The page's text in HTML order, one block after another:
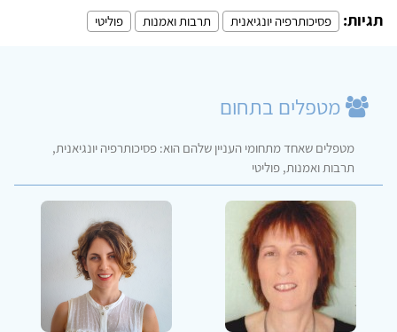
תגיות: פסיכותרפיה יונגיאנית תרבות ואמנות פוליטי
מטפלים בתחום
מטפלים שאחד מתחומי העניין שלהם הוא: פסיכותרפיה יונגיאנית,
תרבות ואמנות, פוליטי